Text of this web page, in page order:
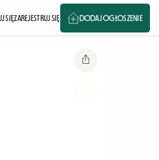
SIĘZAREJESTRUJ SIĘ DODAJ OGŁOSZENIE